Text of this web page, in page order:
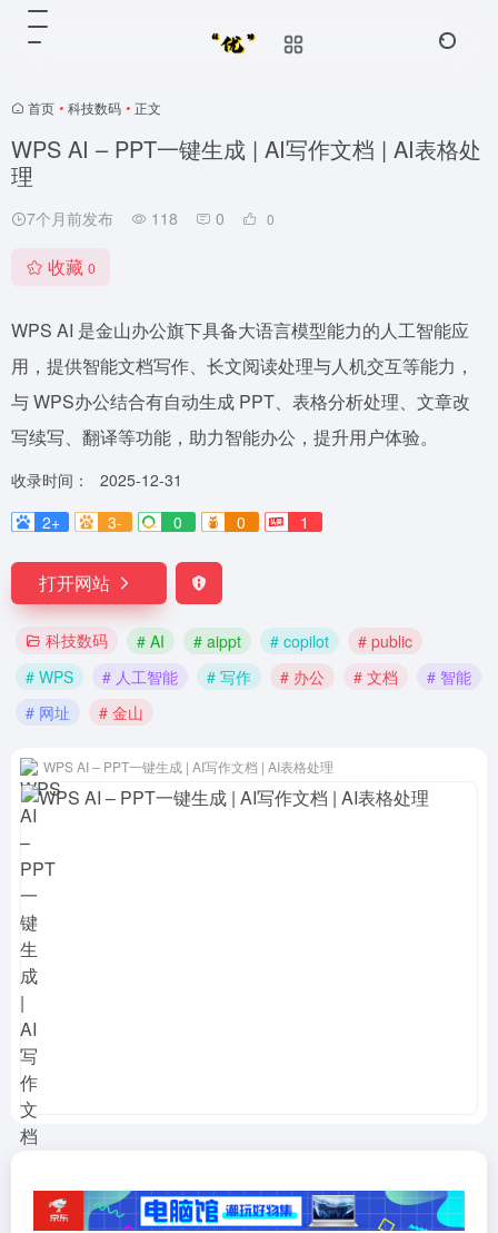
首页 • 科技数码 • 正文
WPS AI – PPT一键生成 | AI写作文档 | AI表格处
理
7个月前发布 118 0 0
收藏 0
WPS AI 是金山办公旗下具备大语言模型能力的人工智能应
用，提供智能文档写作、长文阅读处理与人机交互等能力，
与 WPS办公结合有自动生成 PPT、表格分析处理、文章改
写续写、翻译等功能，助力智能办公，提升用户体验。
收录时间：
2025-12-31
2+
3- 0 0 1
打开网站
科技数码 # AI # aippt # copilot
# public
# WPS
# 人工智能 # 写作 # 办公 # 文档
# 智能
# 网址
# 金山
WPS AI – PPT一键生成 | AI写作文档 | AI表格处理